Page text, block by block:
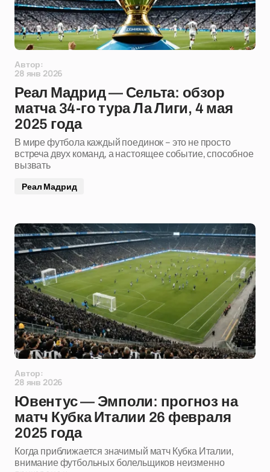
Автор:
28 янв 2026
Реал Мадрид — Сельта: обзор
матча 34-го тура Ла Лиги, 4 мая
2025 года
В мире футбола каждый поединок – это не просто
встреча двух команд, а настоящее событие, способное
вызвать
Реал Мадрид
Автор:
28 янв 2026
Ювентус — Эмполи: прогноз на
матч Кубка Италии 26 февраля
2025 года
Когда приближается значимый матч Кубка Италии,
внимание футбольных болельщиков неизменно